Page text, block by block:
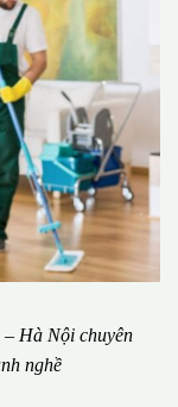
Hà Nội chuyên
nghề